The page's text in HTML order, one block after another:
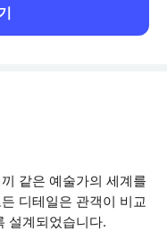
같은 예술가의 세계를
디테일은 관객이 비교
설계되었습니다.